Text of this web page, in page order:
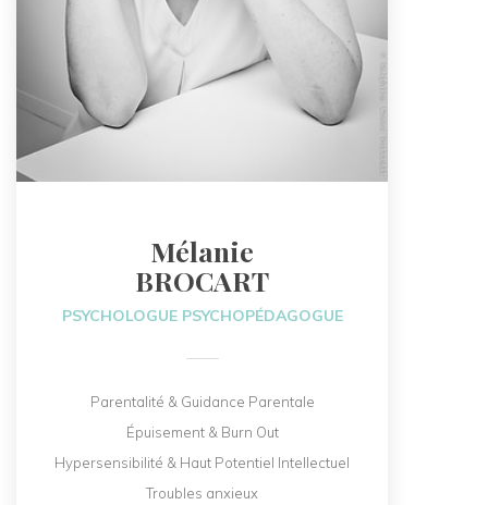
Mélanie
BROCART
PSYCHOLOGUE PSYCHOPÉDAGOGUE
Parentalité & Guidance Parentale
Épuisement & Burn Out
Hypersensibilité & Haut Potentiel Intellectuel
Troubles anxieux